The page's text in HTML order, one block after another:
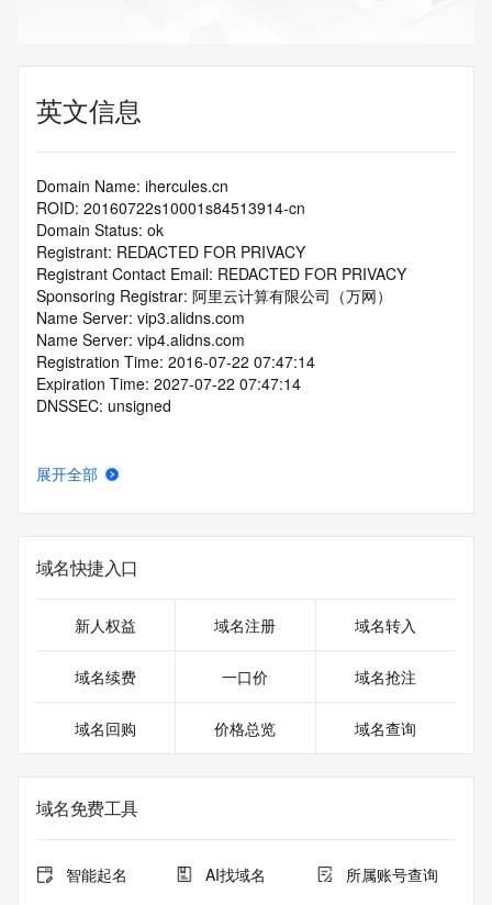
英文信息
Domain Name: ihercules.cn
ROID: 20160722s10001s84513914-cn
Domain Status: ok
Registrant: REDACTED FOR PRIVACY
Registrant Contact Email: REDACTED FOR PRIVACY
Sponsoring Registrar: 阿里云计算有限公司（万网）
Name Server: vip3.alidns.com
Name Server: vip4.alidns.com
Registration Time: 2016-07-22 07:47:14
Expiration Time: 2027-07-22 07:47:14
DNSSEC: unsigned
展开全部
域名快捷入口
新人权益 域名注册 域名转入
域名续费 一口价 域名抢注
域名回购 价格总览 域名查询
域名免费工具
智能起名 AI找域名 所属账号查询